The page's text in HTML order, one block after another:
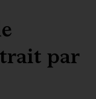
par